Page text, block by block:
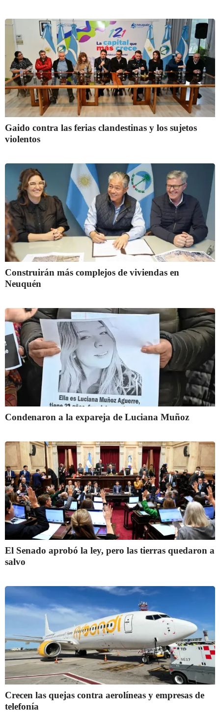
Gaido contra las ferias clandestinas y los sujetos
violentos
Construirán más complejos de viviendas en
Neuquén
Condenaron a la expareja de Luciana Muñoz
El Senado aprobó la ley, pero las tierras quedaron a
salvo
Crecen las quejas contra aerolíneas y empresas de
telefonía